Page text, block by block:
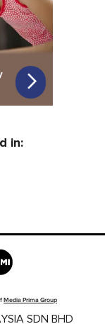
in:
Media Prima Group
SDN BHD